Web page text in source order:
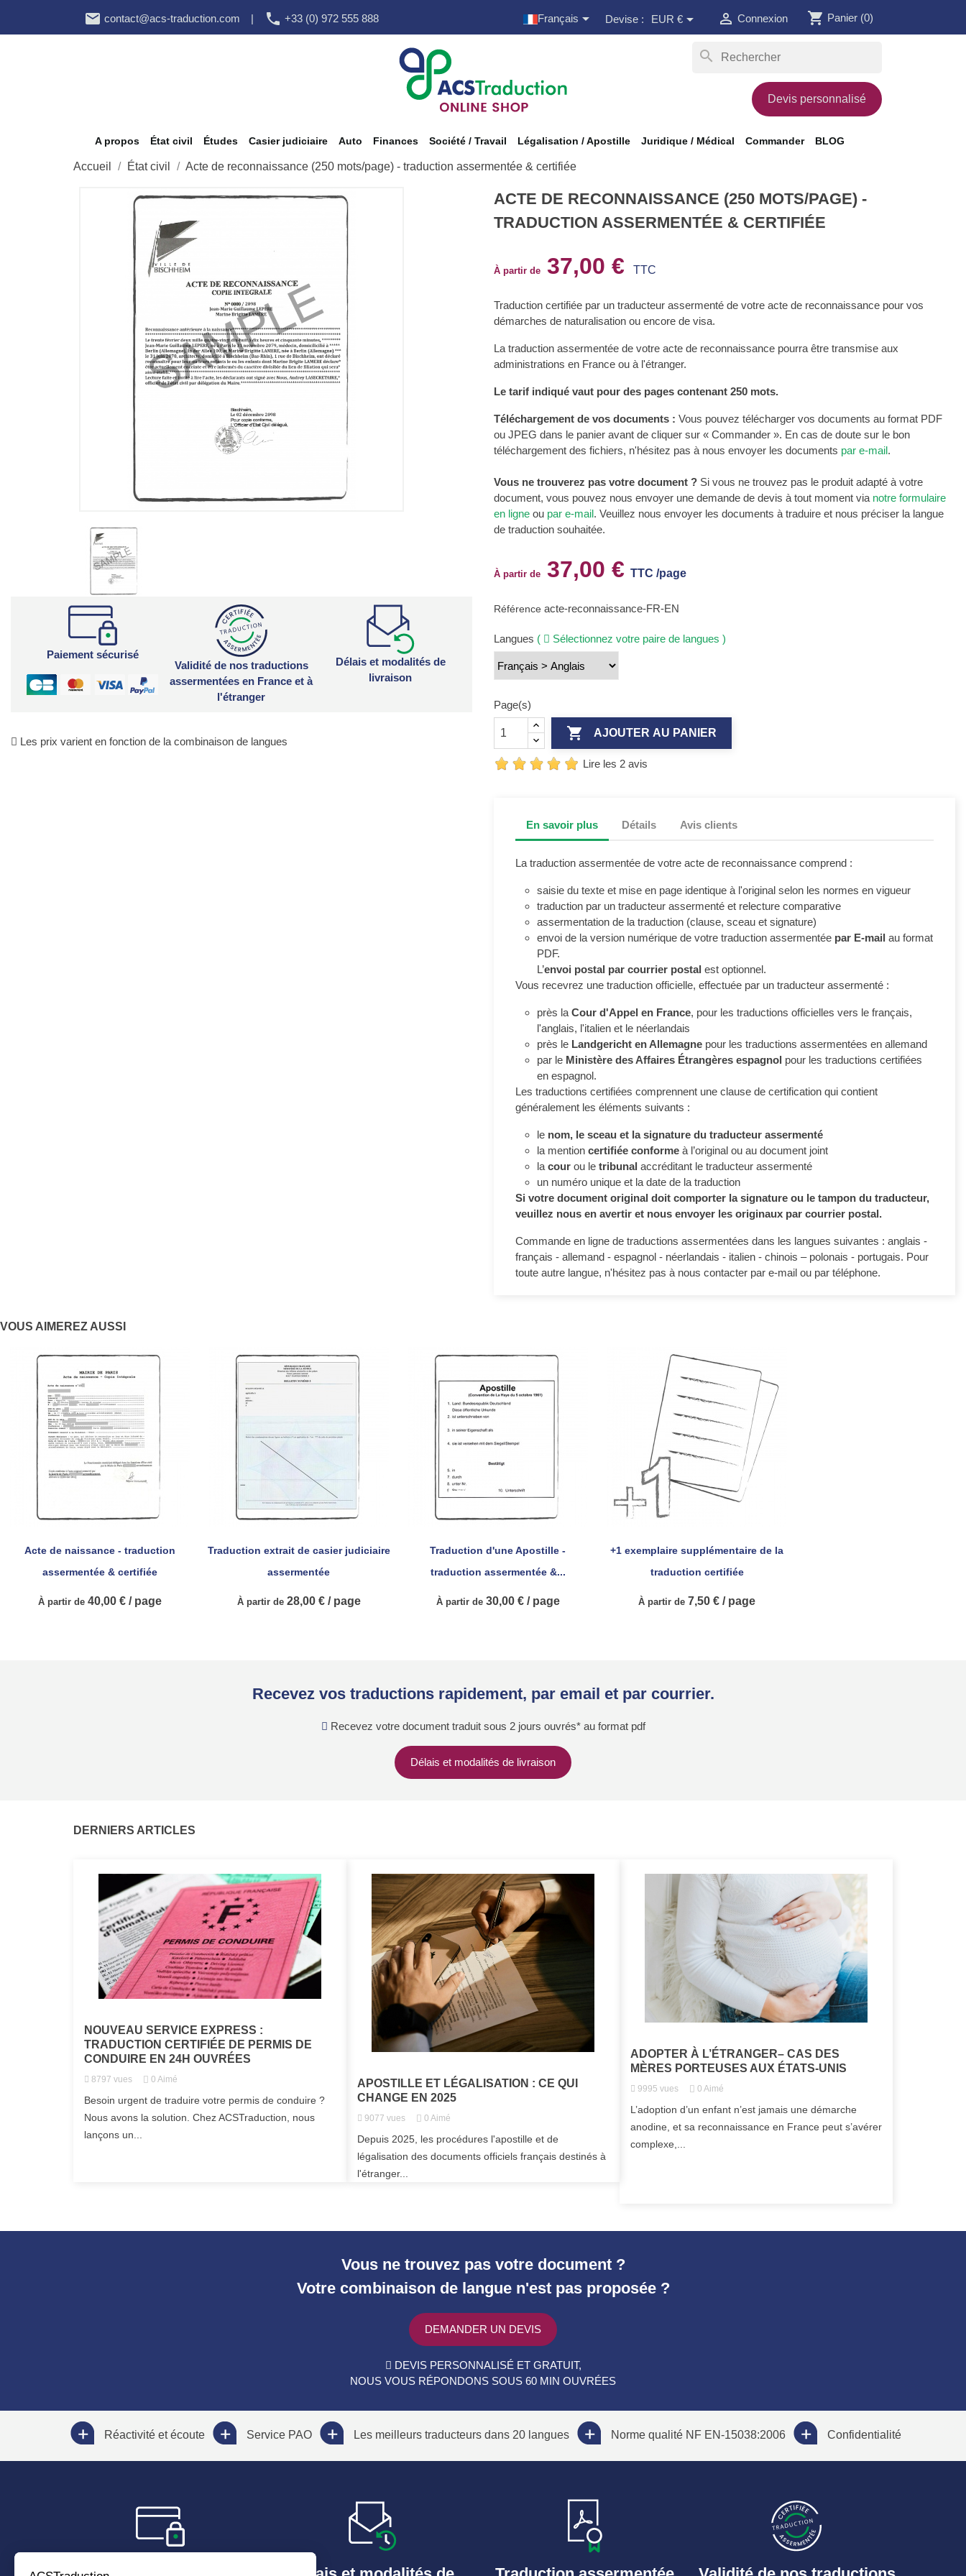
 contact@acs-traduction.com |  +33 (0) 972 555 888 Français Devise : EUR €  Connexion shopping_cart Panier (0)
search
Devis personnalisé
A propos État civil Études Casier judiciaire Auto Finances Société / Travail Légalisation / Apostille Juridique / Médical Commander BLOG
Accueil État civil Acte de reconnaissance (250 mots/page) - traduction assermentée & certifiée
Paiement sécurisé
Validité de nos traductions
assermentées en France et à
l'étranger
Délais et modalités de
livraison
Les prix varient en fonction de la combinaison de langues
ACTE DE RECONNAISSANCE (250 MOTS/PAGE) -
TRADUCTION ASSERMENTÉE & CERTIFIÉE
À partir de 37,00 € TTC
Traduction certifiée par un traducteur assermenté de votre acte de reconnaissance pour vos
démarches de naturalisation ou encore de visa.
La traduction assermentée de votre acte de reconnaissance pourra être transmise aux
administrations en France ou à l'étranger.
Le tarif indiqué vaut pour des pages contenant 250 mots.
Téléchargement de vos documents : Vous pouvez télécharger vos documents au format PDF
ou JPEG dans le panier avant de cliquer sur « Commander ». En cas de doute sur le bon
téléchargement des fichiers, n'hésitez pas à nous envoyer les documents par e-mail.
Vous ne trouverez pas votre document ? Si vous ne trouvez pas le produit adapté à votre
document, vous pouvez nous envoyer une demande de devis à tout moment via notre formulaire
en ligne ou par e-mail. Veuillez nous envoyer les documents à traduire et nous préciser la langue
de traduction souhaitée.
À partir de 37,00 € TTC /page
Référence acte-reconnaissance-FR-EN
Langues ( Sélectionnez votre paire de langues )
Page(s)
 AJOUTER AU PANIER
Lire les 2 avis
En savoir plus Détails Avis clients
La traduction assermentée de votre acte de reconnaissance comprend :
saisie du texte et mise en page identique à l'original selon les normes en vigueur
traduction par un traducteur assermenté et relecture comparative
assermentation de la traduction (clause, sceau et signature)
envoi de la version numérique de votre traduction assermentée par E-mail au format
PDF.
L’envoi postal par courrier postal est optionnel.
Vous recevrez une traduction officielle, effectuée par un traducteur assermenté :
près la Cour d'Appel en France, pour les traductions officielles vers le français,
l'anglais, l'italien et le néerlandais
près le Landgericht en Allemagne pour les traductions assermentées en allemand
par le Ministère des Affaires Étrangères espagnol pour les traductions certifiées
en espagnol.
Les traductions certifiées comprennent une clause de certification qui contient
généralement les éléments suivants :
le nom, le sceau et la signature du traducteur assermenté
la mention certifiée conforme à l’original ou au document joint
la cour ou le tribunal accréditant le traducteur assermenté
un numéro unique et la date de la traduction
Si votre document original doit comporter la signature ou le tampon du traducteur,
veuillez nous en avertir et nous envoyer les originaux par courrier postal.
Commande en ligne de traductions assermentées dans les langues suivantes : anglais -
français - allemand - espagnol - néerlandais - italien - chinois – polonais - portugais. Pour
toute autre langue, n'hésitez pas à nous contacter par e-mail ou par téléphone.
VOUS AIMEREZ AUSSI
Acte de naissance - traduction
assermentée & certifiée
À partir de40,00 € / page
 Aperçu rapide
Traduction extrait de casier judiciaire
assermentée
À partir de28,00 € / page
 Aperçu rapide
Traduction d'une Apostille -
traduction assermentée &...
À partir de30,00 € / page
 Aperçu rapide
+1 exemplaire supplémentaire de la
traduction certifiée
À partir de 7,50 € / page
Aperçu rapide
Recevez vos traductions rapidement, par email et par courrier.
Recevez votre document traduit sous 2 jours ouvrés* au format pdf
Délais et modalités de livraison
DERNIERS ARTICLES
NOUVEAU SERVICE EXPRESS :
TRADUCTION CERTIFIÉE DE PERMIS DE
CONDUIRE EN 24H OUVRÉES
8797 vues 0 Aimé
Besoin urgent de traduire votre permis de conduire ?
Nous avons la solution. Chez ACSTraduction, nous
lançons un...
APOSTILLE ET LÉGALISATION : CE QUI
CHANGE EN 2025
9077 vues 0 Aimé
Depuis 2025, les procédures l'apostille et de
légalisation des documents officiels français destinés à
l'étranger...
ADOPTER À L’ÉTRANGER– CAS DES
MÈRES PORTEUSES AUX ÉTATS-UNIS
9995 vues 0 Aimé
L’adoption d’un enfant n’est jamais une démarche
anodine, et sa reconnaissance en France peut s’avérer
complexe,...
Vous ne trouvez pas votre document ?
Votre combinaison de langue n'est pas proposée ?
DEMANDER UN DEVIS
DEVIS PERSONNALISÉ ET GRATUIT,
NOUS VOUS RÉPONDONS SOUS 60 MIN OUVRÉES
Réactivité et écoute Service PAO Les meilleurs traducteurs dans 20 langues Norme qualité NF EN-15038:2006 Confidentialité